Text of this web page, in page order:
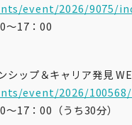
event/2026/9075/
～17：00
ップ＆キャリア発見
event/2026/
17：00（うち30分）